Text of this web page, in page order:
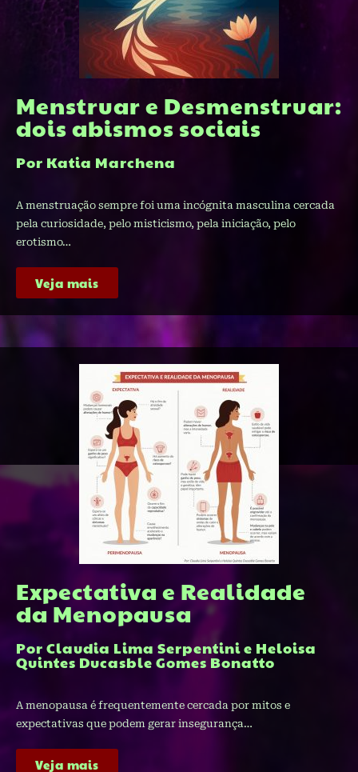
Menstruar e Desmenstruar:
dois abismos sociais
Por Katia Marchena​
A menstruação sempre foi uma incógnita masculina cercada
pela curiosidade, pelo misticismo, pela iniciação, pelo
erotismo…
Veja mais
Expectativa e Realidade
da Menopausa​
Por Claudia Lima Serpentini e Heloisa
Quintes Ducasble Gomes Bonatto
A menopausa é frequentemente cercada por mitos e
expectativas que podem gerar insegurança…
Veja mais